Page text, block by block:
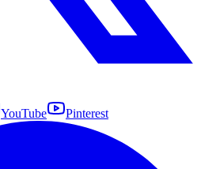
YouTube Pinterest